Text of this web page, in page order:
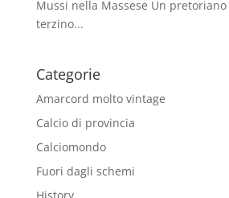
Mussi nella Massese Un
terzino...
Categorie
Amarcord molto vintage
Calcio di provincia
Calciomondo
Fuori dagli schemi